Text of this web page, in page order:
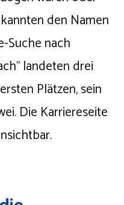
den Namen
Suche nach
landeten drei
Plätzen, sein
Die Karriereseite